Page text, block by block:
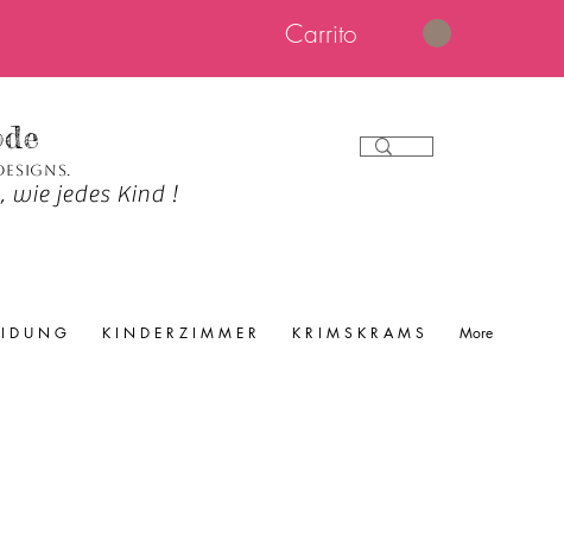
Carrito
wie jedes Kind !
D U N G K I N D E R Z I M M E R K R I M S K R A M S More